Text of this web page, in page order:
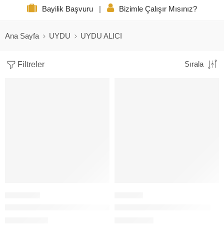
Bayilik Başvuru Bizimle Çalışır Mısınız?
Ana Sayfa UYDU UYDU ALICI
Filtreler Sırala